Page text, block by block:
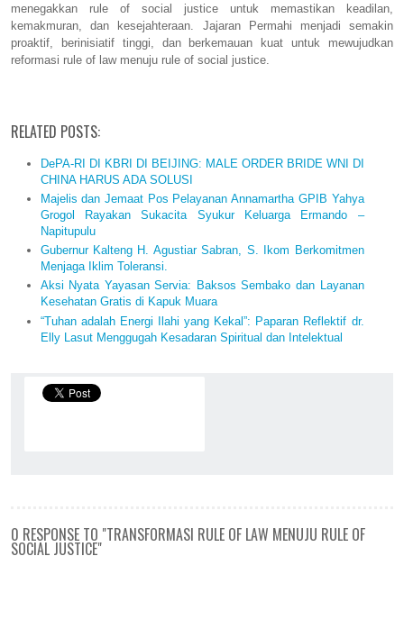
menegakkan rule of social justice untuk memastikan keadilan,
kemakmuran, dan kesejahteraan. Jajaran Permahi menjadi semakin
proaktif, berinisiatif tinggi, dan berkemauan kuat untuk mewujudkan
reformasi rule of law menuju rule of social justice.
RELATED POSTS:
DePA-RI DI KBRI DI BEIJING: MALE ORDER BRIDE WNI DI
CHINA HARUS ADA SOLUSI
Majelis dan Jemaat Pos Pelayanan Annamartha GPIB Yahya
Grogol Rayakan Sukacita Syukur Keluarga Ermando –
Napitupulu
Gubernur Kalteng H. Agustiar Sabran, S. Ikom Berkomitmen
Menjaga Iklim Toleransi.
Aksi Nyata Yayasan Servia: Baksos Sembako dan Layanan
Kesehatan Gratis di Kapuk Muara
“Tuhan adalah Energi Ilahi yang Kekal”: Paparan Reflektif dr.
Elly Lasut Menggugah Kesadaran Spiritual dan Intelektual
0 RESPONSE TO "TRANSFORMASI RULE OF LAW MENUJU RULE OF
SOCIAL JUSTICE"